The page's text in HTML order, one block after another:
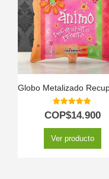
5.00out of 5
COP$14.900
Ver producto